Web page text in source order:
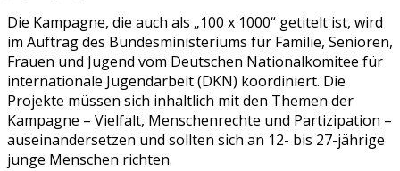
Die Kampagne, die auch als „100 x 1000“ getitelt ist, wird
im Auftrag des Bundesministeriums für Familie, Senioren,
Frauen und Jugend vom Deutschen Nationalkomitee für
internationale Jugendarbeit (DKN) koordiniert. Die
Projekte müssen sich inhaltlich mit den Themen der
Kampagne – Vielfalt, Menschenrechte und Partizipation –
auseinandersetzen und sollten sich an 12- bis 27-jährige
junge Menschen richten.